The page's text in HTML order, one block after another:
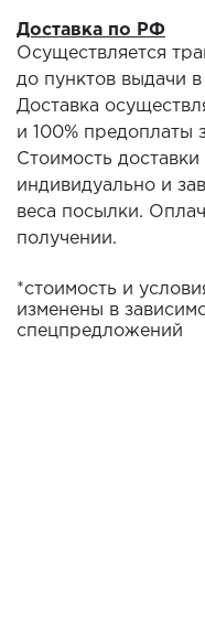
Доставка по РФ
Осуществляется
до пунктов выдачи
Доставка
и 100% предоплаты
Стоимость доставки
индивидуально и
веса посылки.
получении.
*стоимость и
изменены в
спецпредложений